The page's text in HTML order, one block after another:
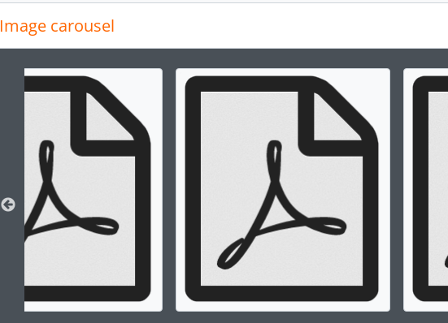
Image carousel
Changing the current slide of this carousel will change the